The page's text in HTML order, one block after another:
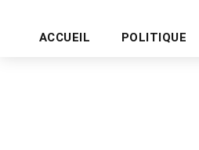
ACCUEIL POLITIQUE